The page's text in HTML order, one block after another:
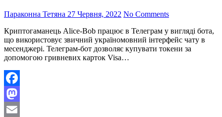
Параконна Тетяна 27 Червня, 2022 No Comments
Криптогаманець Alice-Bob працює в Телеграм у вигляді бота,
що використовує звичний україномовний інтерфейс чату в
месенджері. Телеграм-бот дозволяє купувати токени за
допомогою гривневих карток Visa…
Facebook
Mastodon